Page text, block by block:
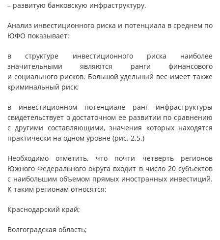
– развитую банковскую инфраструктуру.
Анализ инвестиционного риска и потенциала в среднем по
ЮФО показывает:
в структуре инвестиционного риска наиболее
значительными являются ранги финансового
и социального рисков. Большой удельный вес имеет также
криминальный риск;
в инвестиционном потенциале ранг инфраструктуры
свидетельствует о достаточном ее развитии по сравнению
с другими составляющими, значения которых находятся
практически на одном уровне (рис. 2.5.)
Необходимо отметить, что почти четверть регионов
Южного Федерального округа входит в число 20 субъектов
с наибольшим объемом прямых иностранных инвестиций.
К таким регионам относятся:
Краснодарский край;
Волгоградская область;